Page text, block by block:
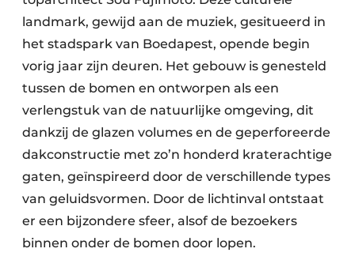
landmark, gewijd aan de muziek, gesitueerd in
het stadspark van Boedapest, opende begin
vorig jaar zijn deuren. Het gebouw is genesteld
tussen de bomen en ontworpen als een
verlengstuk van de natuurlijke omgeving, dit
dankzij de glazen volumes en de geperforeerde
dakconstructie met zo’n honderd kraterachtige
gaten, geïnspireerd door de verschillende types
van geluidsvormen. Door de lichtinval ontstaat
er een bijzondere sfeer, alsof de bezoekers
binnen onder de bomen door lopen.